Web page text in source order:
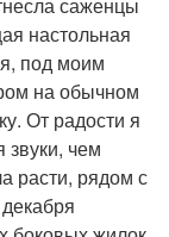
настольная
под моим
на обычном
От радости я
чем
расти, рядом с